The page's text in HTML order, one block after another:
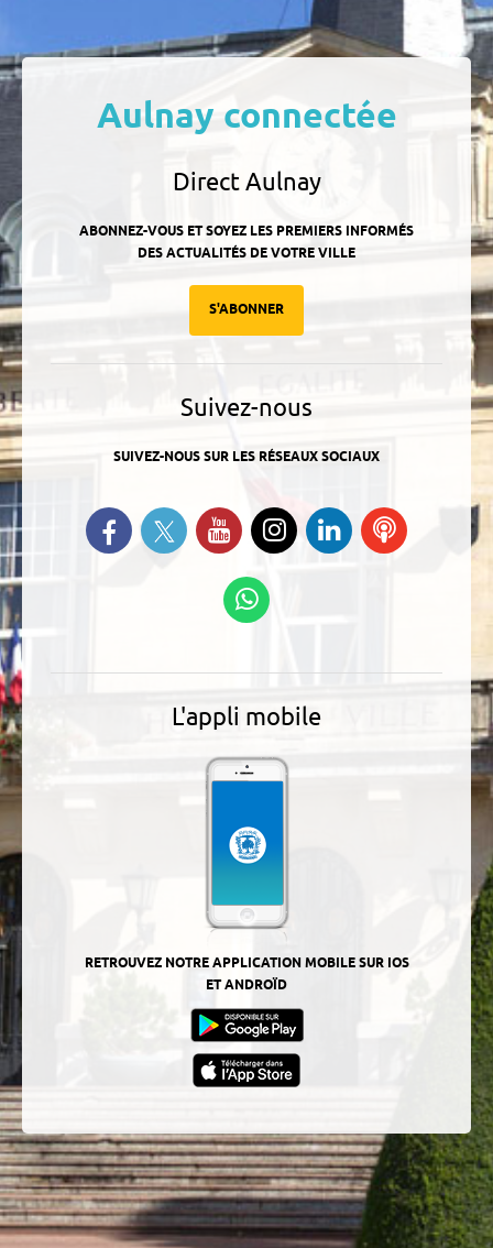
Aulnay connectée
Direct Aulnay
ABONNEZ-VOUS ET SOYEZ LES PREMIERS INFORMÉS
DES ACTUALITÉS DE VOTRE VILLE
S'ABONNER
Suivez-nous
SUIVEZ-NOUS SUR LES RÉSEAUX SOCIAUX
Retrouvez-nous sur Facebook
Suivez-nous sur Twitter
Suivez-nous sur YouTube
Suivez-nous sur
Instagram
Retrouvez-
nous sur
Ecoutez
L'appli mobile
RETROUVEZ NOTRE APPLICATION MOBILE SUR IOS
ET ANDROÏD